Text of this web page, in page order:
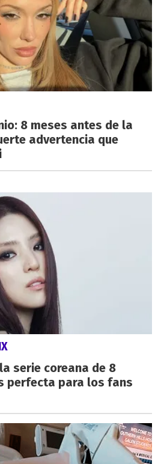
8 meses antes de la
advertencia que
serie coreana de 8
perfecta para los fans